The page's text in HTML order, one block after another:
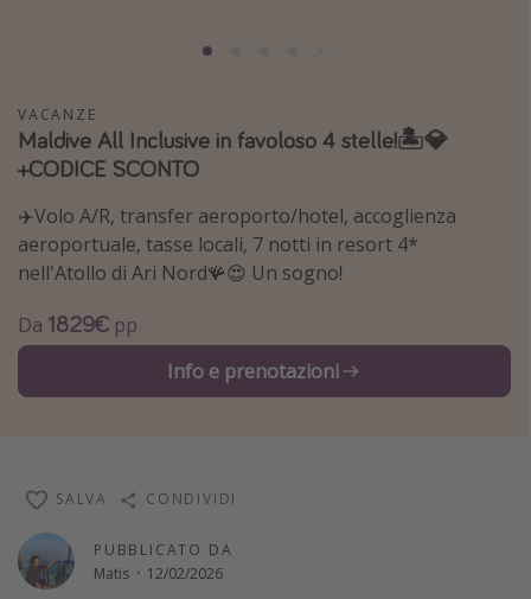
Egitto
Tunisia
Malta
Canarie
Capo Verde
Tipo di vacanza
Vacanze last minute
Vacanze di Pasqua 2026
Vacanze con bambini
VACANZE
Maldive All Inclusive in favoloso 4 stelle!🏝️💎
+CODICE SCONTO
✈️Volo A/R, transfer aeroporto/hotel, accoglienza
aeroportuale, tasse locali, 7 notti in resort 4*
nell'Atollo di Ari Nord🪸😍 Un sogno!
Da 1829€ pp
Info e prenotazioni
PUBBLICATO DA
Matis · 12/02/2026
SALVA CONDIVIDI